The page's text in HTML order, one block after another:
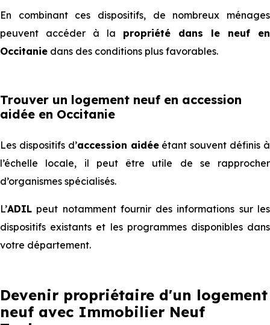
En combinant ces dispositifs, de nombreux ménages
peuvent accéder à la propriété dans le neuf en
Occitanie dans des conditions plus favorables.
Trouver un logement neuf en accession
aidée en Occitanie
Les dispositifs d’accession aidéeétant souvent définis à
l’échelle locale, il peut être utile de se rapprocher
d’organismes spécialisés.
L’ADIL peut notamment fournir des informations sur les
dispositifs existants et les programmes disponibles dans
votre département.
Devenir propriétaire d'un logement
neuf avec Immobilier Neuf